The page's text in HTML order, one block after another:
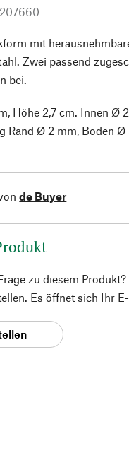
207660
mit
Zwei passend
bei.
Höhe 2,7 cm. Innen Ø
Rand Ø 2 mm, Boden
de Buyer
zu diesem
Es öffnet sich Ihr